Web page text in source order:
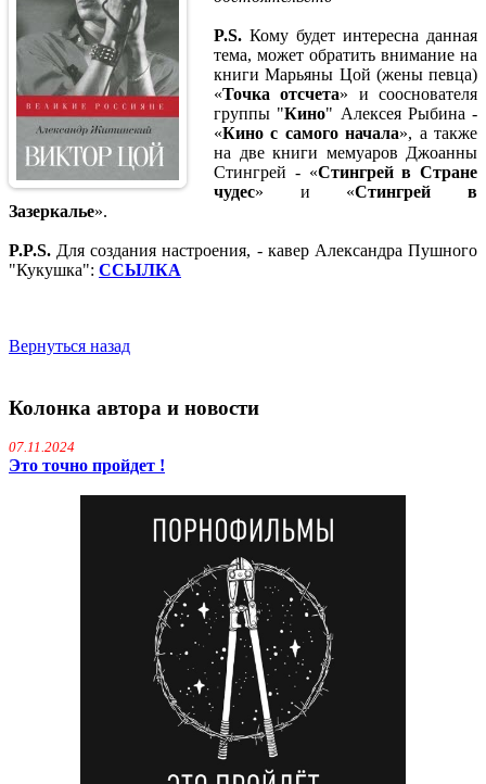
P.S. Кому будет интересна данная
тема, может обратить внимание на
книги Марьяны Цой (жены певца)
«Точка отсчета» и сооснователя
группы "Кино" Алексея Рыбина -
«Кино с самого начала», а также
на две книги мемуаров Джоанны
Стингрей - «Стингрей в Стране
чудес» и «Стингрей в
Зазеркалье».
P.P.S. Для создания настроения, - кавер Александра Пушного
"Кукушка": ССЫЛКА
Вернуться назад
Колонка автора и новости
07.11.2024
Это точно пройдет !